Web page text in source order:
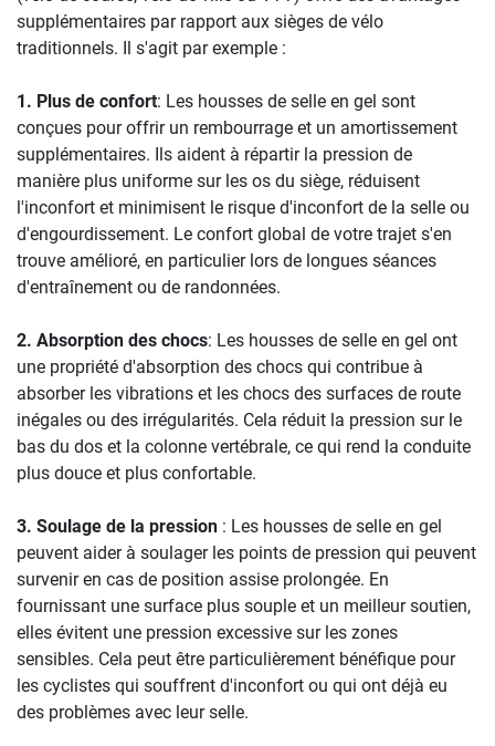
supplémentaires par rapport aux sièges de vélo
traditionnels. Il s'agit par exemple :
1. Plus de confort: Les housses de selle en gel sont
conçues pour offrir un rembourrage et un amortissement
supplémentaires. Ils aident à répartir la pression de
manière plus uniforme sur les os du siège, réduisent
l'inconfort et minimisent le risque d'inconfort de la selle ou
d'engourdissement. Le confort global de votre trajet s'en
trouve amélioré, en particulier lors de longues séances
d'entraînement ou de randonnées.
2. Absorption des chocs: Les housses de selle en gel ont
une propriété d'absorption des chocs qui contribue à
absorber les vibrations et les chocs des surfaces de route
inégales ou des irrégularités. Cela réduit la pression sur le
bas du dos et la colonne vertébrale, ce qui rend la conduite
plus douce et plus confortable.
3. Soulage de la pression : Les housses de selle en gel
peuvent aider à soulager les points de pression qui peuvent
survenir en cas de position assise prolongée. En
fournissant une surface plus souple et un meilleur soutien,
elles évitent une pression excessive sur les zones
sensibles. Cela peut être particulièrement bénéfique pour
les cyclistes qui souffrent d'inconfort ou qui ont déjà eu
des problèmes avec leur selle.